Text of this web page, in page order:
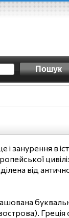
занурення в
від